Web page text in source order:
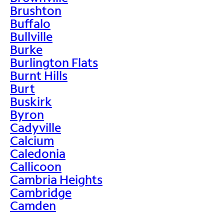
Brushton
Buffalo
Bullville
Burke
Burlington Flats
Burnt Hills
Burt
Buskirk
Byron
Cadyville
Calcium
Caledonia
Callicoon
Cambria Heights
Cambridge
Camden